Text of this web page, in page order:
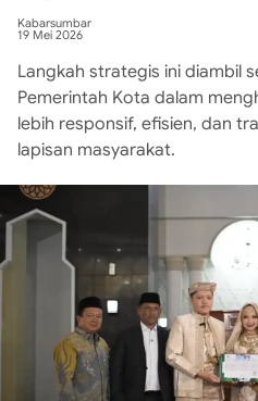
Kabarsumbar
19 Mei 2026
Langkah strategis ini diambil
Pemerintah Kota dalam
lebih responsif, efisien, dan
lapisan masyarakat.